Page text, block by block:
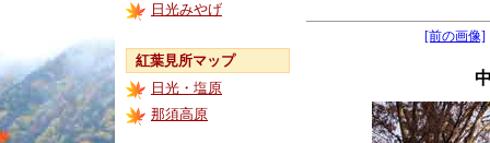
日光みやげ
紅葉見所マップ
日光・塩原
那須高原
[前の画像]